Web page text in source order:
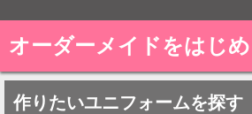
オーダーメイドをはじめ
作りたいユニフォームを探す